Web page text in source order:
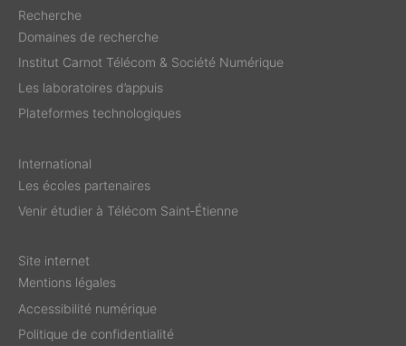
Recherche
Domaines de recherche
Institut Carnot Télécom & Société Numérique
Les laboratoires d’appuis
Plateformes technologiques
International
Les écoles partenaires
Venir étudier à Télécom Saint‑Étienne
Site internet
Mentions légales
Accessibilité numérique
Politique de confidentialité